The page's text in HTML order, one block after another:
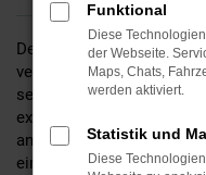
Der neue Citroën
verbessertem Komfort
seinem attraktiven Innen-
exklusiven Advanced
angenehmes
eine benutzerfreundliche
Funktional
Diese
der Webseite.
Maps, Chats,
werden aktiviert.
Statistik und
Diese